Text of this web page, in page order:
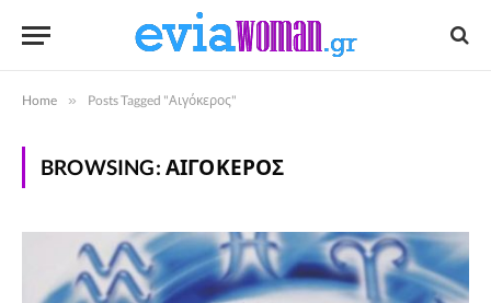
Home » Posts Tagged "Αιγόκερος"
BROWSING: ΑΙΓΌΚΕΡΟΣ